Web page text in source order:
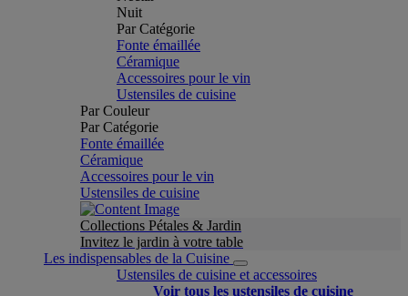
Nuit
Par Catégorie
Fonte émaillée
Céramique
Accessoires pour le vin
Ustensiles de cuisine
Par Couleur
Par Catégorie
Fonte émaillée
Céramique
Accessoires pour le vin
Ustensiles de cuisine
Collections Pétales & Jardin
Invitez le jardin à votre table
Les indispensables de la Cuisine
Ustensiles de cuisine et accessoires
Voir tous les ustensiles de cuisine